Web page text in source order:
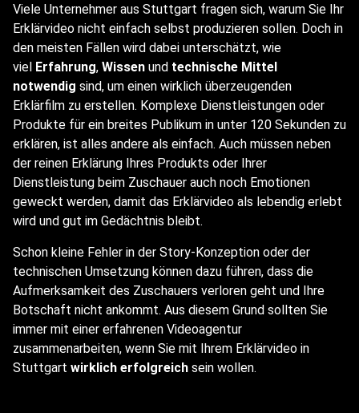
Viele Unternehmer aus Stuttgart fragen sich, warum Sie Ihr
Erklärvideo nicht einfach selbst produzieren sollen. Doch in
den meisten Fällen wird dabei unterschätzt, wie
viel Erfahrung, Wissen und technische Mittel
notwendig sind, um einen wirklich überzeugenden
Erklärfilm zu erstellen. Komplexe Dienstleistungen oder
Produkte für ein breites Publikum in unter 120 Sekunden zu
erklären, ist alles andere als einfach. Auch müssen neben
der reinen Erklärung Ihres Produkts oder Ihrer
Dienstleistung beim Zuschauer auch noch Emotionen
geweckt werden, damit das Erklärvideo als lebendig erlebt
wird und gut im Gedächtnis bleibt.
Schon kleine Fehler in der Story-Konzeption oder der
technischen Umsetzung können dazu führen, dass die
Aufmerksamkeit des Zuschauers verloren geht und Ihre
Botschaft nicht ankommt. Aus diesem Grund sollten Sie
immer mit einer erfahrenen Videoagentur
zusammenarbeiten, wenn Sie mit Ihrem Erklärvideo in
Stuttgart wirklich erfolgreich sein wollen.